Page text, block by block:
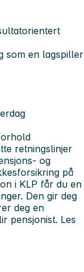
som en lagspiller
retningslinjer
og
på
i KLP får du en
Den gir deg
deg en
pensjonist. Les